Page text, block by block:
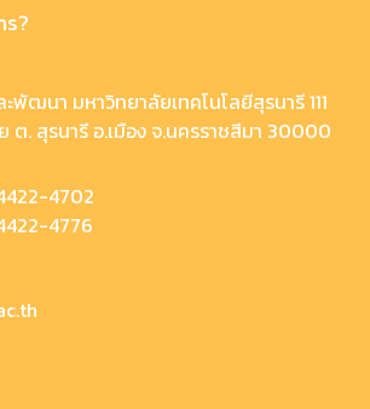
พัฒนา มหาวิทยาลัยเทคโนโลยีสุรนารี 111
ต. สุรนารี อ.เมือง จ.นครราชสีมา 30000
4702
4776